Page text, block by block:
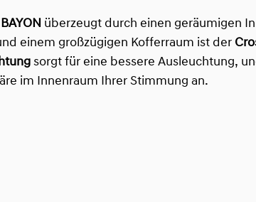
überzeugt durch einen geräumigen
einem großzügigen Kofferraum ist der
sorgt für eine bessere Ausleuchtung,
im Innenraum Ihrer Stimmung an.